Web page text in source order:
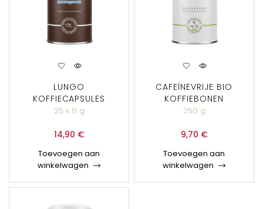
LUNGO
KOFFIECAPSULES
25 x 6 g
14,90 €
Toevoegen aan
winkelwagen
CAFEÏNEVRIJE BIO
KOFFIEBONEN
250 g
9,70 €
Toevoegen aan
winkelwagen